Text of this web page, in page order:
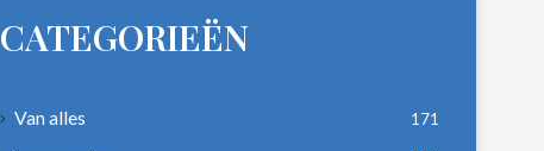
CATEGORIEËN
Van alles 171